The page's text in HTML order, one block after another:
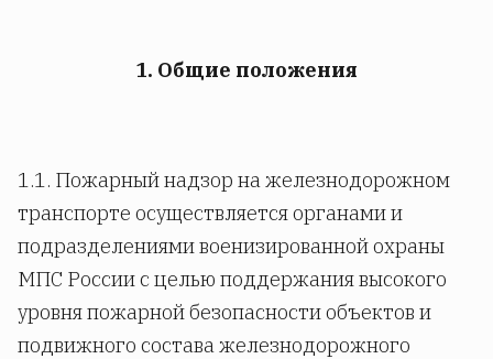
1. Общие положения
1.1. Пожарный надзор на железнодорожном
транспорте осуществляется органами и
подразделениями военизированной охраны
МПС России с целью поддержания высокого
уровня пожарной безопасности объектов и
подвижного состава железнодорожного